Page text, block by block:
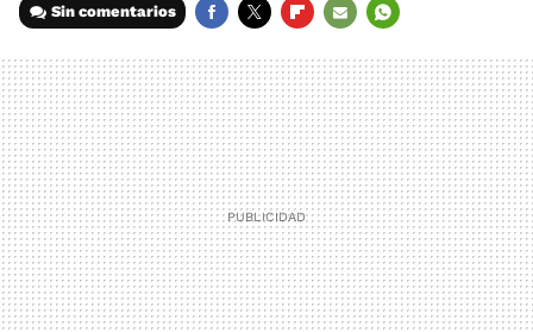
Sin comentarios
MAIL